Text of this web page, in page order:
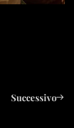
Successivo